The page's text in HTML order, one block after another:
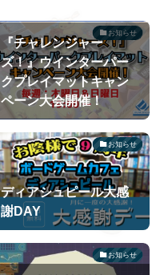
お知らせ
『チャレンジャー
ズ！』ウインターパー
クプレイマットキャン
ペーン大会開催！
お知らせ
ディアシュピール大感
謝DAY
お知らせ